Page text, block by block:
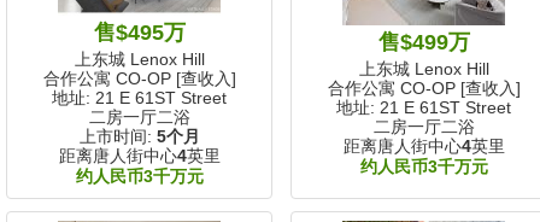
售$495万
上东城 Lenox Hill
合作公寓 CO-OP [查收入]
地址: 21 E 61ST Street
二房一厅二浴
上市时间: 5个月
距离唐人街中心4英里
约人民币3千万元
售$499万
上东城 Lenox Hill
合作公寓 CO-OP [查收入]
地址: 21 E 61ST Street
二房一厅二浴
距离唐人街中心4英里
约人民币3千万元